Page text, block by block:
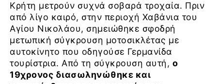
Κρήτη μετρούν συχνά σοβαρά τροχαία. Πριν
από λίγο καιρό, στην περιοχή Χαβάνια του
Αγίου Νικολάου, σημειώθηκε σφοδρή
μετωπική σύγκρουση μοτοσικλέτας με
αυτοκίνητο που οδηγούσε Γερμανίδα
τουρίστρια. Από τη σύγκρουση αυτή, ο
19χρονος διασωληνώθηκε και